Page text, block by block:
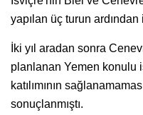
yapılan üç turun ardından
İki yıl aradan sonra
planlanan Yemen konulu
katılımının
sonuçlanmıştı.